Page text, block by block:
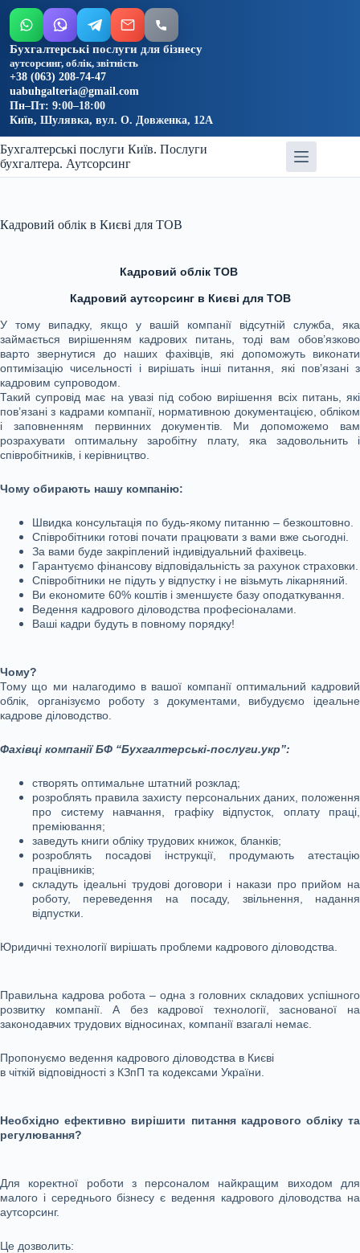
Бухгалтерські послуги для бізнесу
аутсорсинг, облік, звітність
+38 (063) 208-74-47
uabuhgalteria@gmail.com
Пн–Пт: 9:00–18:00
Київ, Шулявка, вул. О. Довженка, 12А
Skip
to
content
Бухгалтерські послуги Київ. Послуги
бухгалтера. Аутсорсинг
Кадровий облік в Києві для ТОВ
Кадровий облік ТОВ
Кадровий аутсорсинг в Києві для ТОВ
У тому випадку, якщо у вашій компанії відсутній служба, яка
займається вирішенням кадрових питань, тоді вам обов’язково
варто звернутися до наших фахівців, які допоможуть виконати
оптимізацію чисельності і вирішать інші питання, які пов’язані з
кадровим супроводом.
Такий супровід має на увазі під собою вирішення всіх питань, які
пов’язані з кадрами компанії, нормативною документацією, обліком
і заповненням первинних документів. Ми допоможемо вам
розрахувати оптимальну заробітну плату, яка задовольнить і
співробітників, і керівництво.
Чому обирають нашу компанію:
Швидка консультація по будь-якому питанню – безкоштовно.
Співробітники готові почати працювати з вами вже сьогодні.
За вами буде закріплений індивідуальний фахівець.
Гарантуємо фінансову відповідальність за рахунок страховки.
Співробітники не підуть у відпустку і не візьмуть лікарняний.
Ви економите 60% коштів і зменшуєте базу оподаткування.
Ведення кадрового діловодства професіоналами.
Ваші кадри будуть в повному порядку!
Чому?
Тому що ми налагодимо в вашої компанії оптимальний кадровий
облік, організуємо роботу з документами, вибудуємо ідеальне
кадрове діловодство.
Фахівці компанії БФ “Бухгалтерські-послуги.укр”:
створять оптимальне штатний розклад;
розроблять правила захисту персональних даних, положення
про систему навчання, графіку відпусток, оплату праці,
преміювання;
заведуть книги обліку трудових книжок, бланків;
розроблять посадові інструкції, продумають атестацію
працівників;
складуть ідеальні трудові договори і накази про прийом на
роботу, переведення на посаду, звільнення, надання
відпустки.
Юридичні технології вирішать проблеми кадрового діловодства.
Правильна кадрова робота – одна з головних складових успішного
розвитку компанії. А без кадрової технології, заснованої на
законодавчих трудових відносинах, компанії взагалі немає.
Пропонуємо ведення кадрового діловодства в Києві
в чіткій відповідності з КЗпП та кодексами України.
Необхідно ефективно вирішити питання кадрового обліку та
регулювання?
Для коректної роботи з персоналом найкращим виходом для
малого і середнього бізнесу є ведення кадрового діловодства на
аутсорсинг.
Це дозволить: